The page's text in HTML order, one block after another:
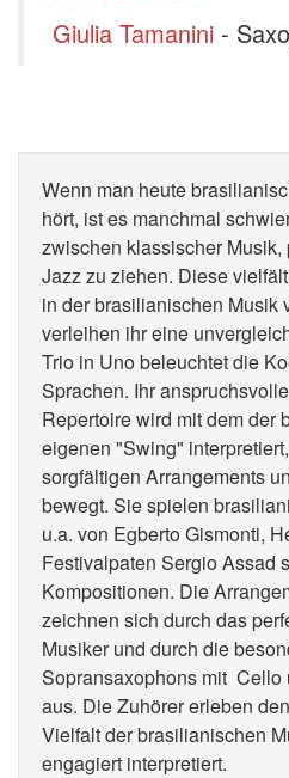
Giulia Tamanini -
Wenn man heute
hört, ist es manchmal
zwischen klassischer
Jazz zu ziehen. Diese
in der brasilianischen Musik
verleihen ihr eine
Trio in Uno beleuchtet die
Sprachen. Ihr
Repertoire wird mit dem der
eigenen "Swing"
sorgfältigen Arrangements
bewegt. Sie spielen
u.a. von Egberto Gismonti,
Festivalpaten Sergio Assad
Kompositionen. Die
zeichnen sich durch das
Musiker und durch die
Sopransaxophons mit Cello
aus. Die Zuhörer erleben
Vielfalt der brasilianischen
engagiert interpretiert.